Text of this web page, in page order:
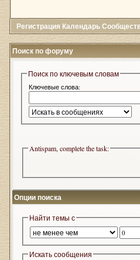
Регистрация Календарь
Поиск по форуму
Поиск по ключевым словам
Ключевые слова:
Antispam, complete the task:
Опции поиска
Найти темы с
Искать сообщения